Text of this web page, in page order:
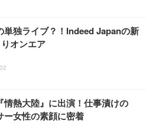
単独ライブ？！Indeed Japanの新
オンエア
情熱大陸』に出演！仕事漬けの
ー女性の素顔に密着